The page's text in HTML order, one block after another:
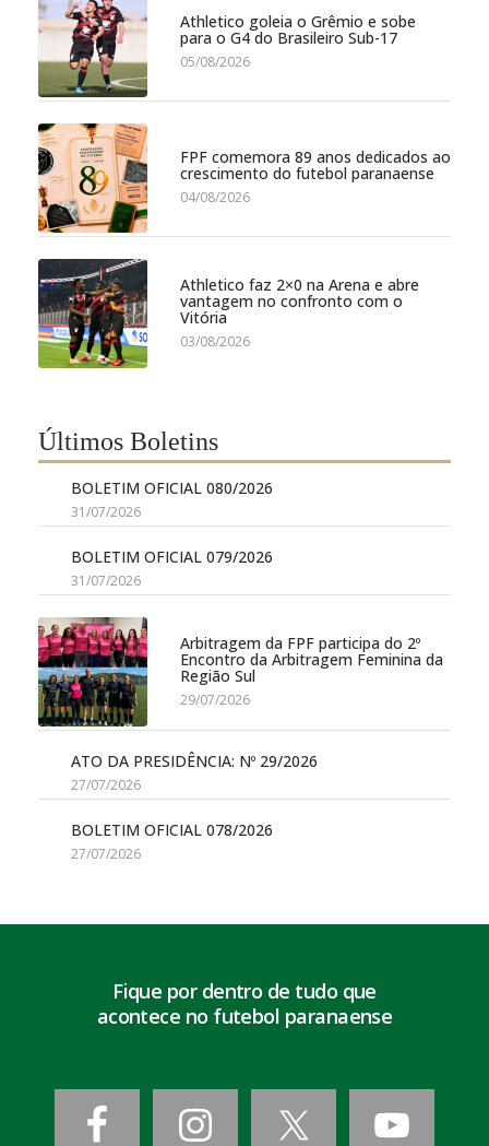
Athletico goleia o Grêmio e sobe
para o G4 do Brasileiro Sub-17
05/08/2026
FPF comemora 89 anos dedicados ao
crescimento do futebol paranaense
04/08/2026
Athletico faz 2×0 na Arena e abre
vantagem no confronto com o
Vitória
03/08/2026
Últimos Boletins
BOLETIM OFICIAL 080/2026
31/07/2026
BOLETIM OFICIAL 079/2026
31/07/2026
Arbitragem da FPF participa do 2º
Encontro da Arbitragem Feminina da
Região Sul
29/07/2026
ATO DA PRESIDÊNCIA: Nº 29/2026
27/07/2026
BOLETIM OFICIAL 078/2026
27/07/2026
Fique por dentro de tudo que
acontece no futebol paranaense